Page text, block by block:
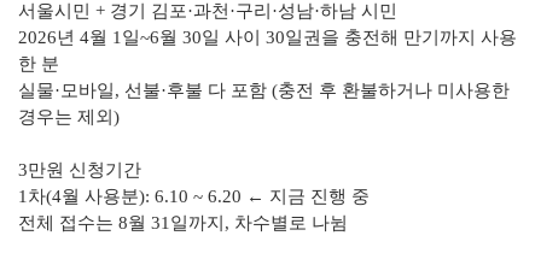
서울시민 + 경기 김포·과천·구리·성남·하남 시민
2026년 4월 1일~6월 30일 사이 30일권을 충전해 만기까지 사용
한 분
실물·모바일, 선불·후불 다 포함 (충전 후 환불하거나 미사용한
경우는 제외)
3만원 신청기간
1차(4월 사용분): 6.10 ~ 6.20 ← 지금 진행 중
전체 접수는 8월 31일까지, 차수별로 나뉨